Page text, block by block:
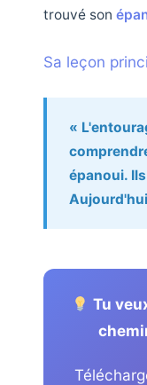
trouvé son
Sa leçon
«
épanoui.
Tu